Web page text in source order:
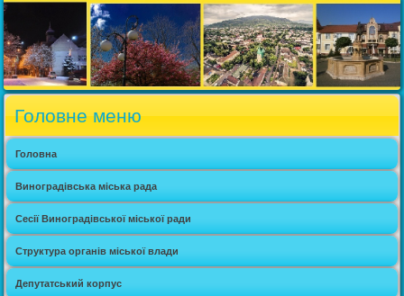
Головне меню
Головна
Виноградівська міська рада
Сесії Виноградівської міської ради
Структура органів міської влади
Депутатський корпус